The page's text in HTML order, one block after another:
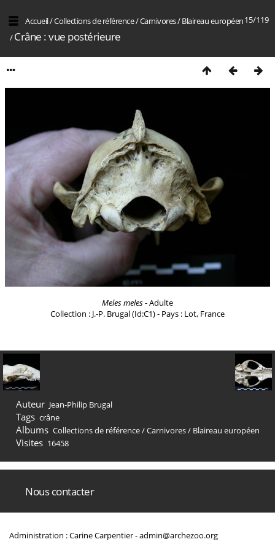
15/119
Accueil/Collections de référence/Carnivores/Blaireau européen
/Crâne : vue postérieure
Meles meles- Adulte
Collection : J.-P. Brugal (Id:C1) - Pays : Lot, France
Auteur Jean-Philip Brugal
Tags crâne
Albums Collections de référence/Carnivores/ Blaireau européen
Visites 16458
Nous contacter
Administration : Carine Carpentier -admin@archezoo.org